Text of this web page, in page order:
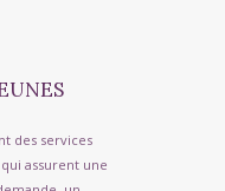
des services
assurent une